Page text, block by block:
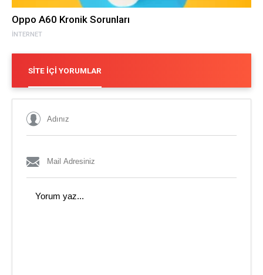
İNTERNET
Oppo A60 Kronik Sorunları
SITE İÇI YORUMLAR